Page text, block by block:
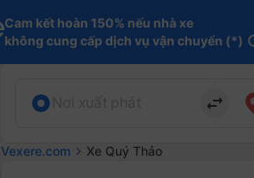
Cam kết hoàn 150% nếu nhà xe
không cung cấp dịch vụ vận chuyển (*)
import_export
Vexere.com chevron_right Xe Quý Thảo